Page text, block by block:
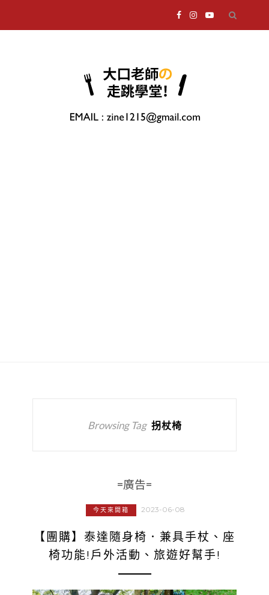
Browsing Tag 拐杖椅
=廣告=
今天來開箱 2023-06-08
【團購】泰達隨身椅．兼具手杖、座
椅功能!戶外活動、旅遊好幫手!